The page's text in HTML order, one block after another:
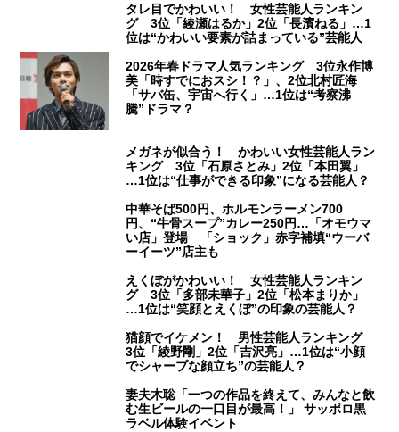
タレ目でかわいい！ 女性芸能人ランキン
グ 3位「綾瀬はるか」2位「長濱ねる」…1
位は“かわいい要素が詰まっている”芸能人
2026年春ドラマ人気ランキング 3位永作博
美「時すでにおスシ！？」、2位北村匠海
「サバ缶、宇宙へ行く」…1位は“考察沸
騰”ドラマ？
メガネが似合う！ かわいい女性芸能人ラン
キング 3位「石原さとみ」2位「本田翼」
…1位は“仕事ができる印象”になる芸能人？
中華そば500円、ホルモンラーメン700
円、“牛骨スープ”カレー250円…「オモウマ
い店」登場 「ショック」赤字補填“ウーバ
ーイーツ”店主も
えくぼがかわいい！ 女性芸能人ランキン
グ 3位「多部未華子」2位「松本まりか」
…1位は“笑顔とえくぼ”の印象の芸能人？
猫顔でイケメン！ 男性芸能人ランキング
3位「綾野剛」2位「吉沢亮」…1位は“小顔
でシャープな顔立ち”の芸能人？
妻夫木聡「一つの作品を終えて、みんなと飲
む生ビールの一口目が最高！」 サッポロ黒
ラベル体験イベント